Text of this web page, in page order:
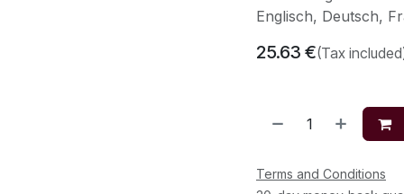
Englisch, Deutsch,
25.63 €(Tax
Terms and Conditions